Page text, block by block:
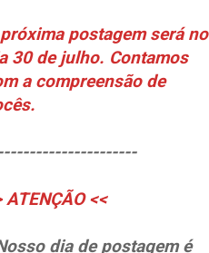
postagem será no
30 de julho. Contamos
a compreensão de
ATENÇÃO <<
dia de postagem é